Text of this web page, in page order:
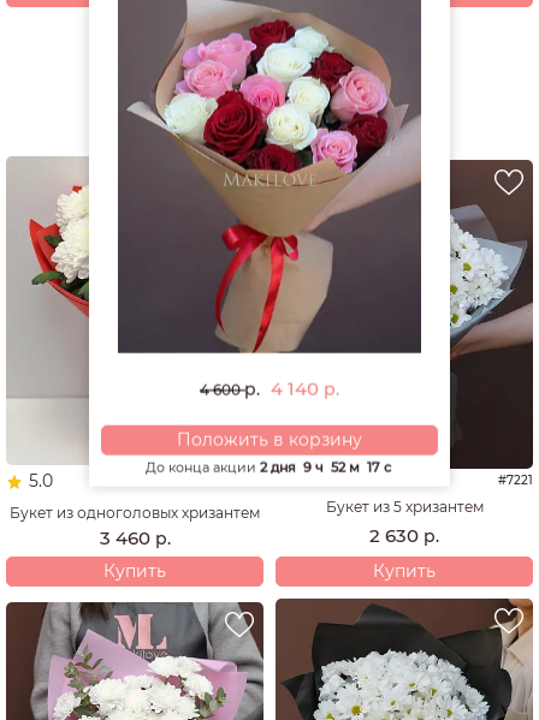
Смотреть все открытки и игрушки
РЕКОМЕНДУЕМ
5.0
Букет из одноголовых хризантем
3 460 р.
Купить
#7221
Букет из 5 хризантем
2 630 р.
Купить
4 600р. 4 140 р.
Положить в корзину
До конца акции 2 дня 9 ч 52 м 16 с